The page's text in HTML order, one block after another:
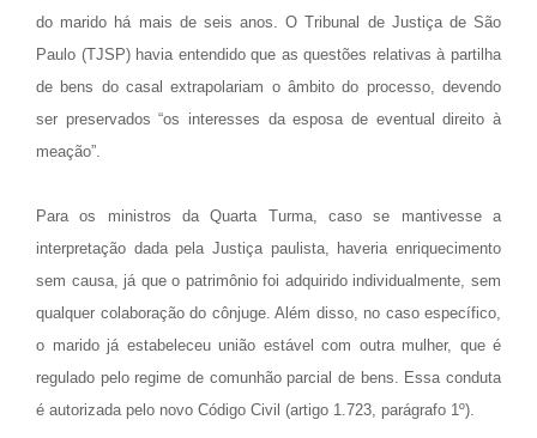
do marido há mais de seis anos. O Tribunal de Justiça de São
Paulo (TJSP) havia entendido que as questões relativas à partilha
de bens do casal extrapolariam o âmbito do processo, devendo
ser preservados “os interesses da esposa de eventual direito à
meação”.
Para os ministros da Quarta Turma, caso se mantivesse a
interpretação dada pela Justiça paulista, haveria enriquecimento
sem causa, já que o patrimônio foi adquirido individualmente, sem
qualquer colaboração do cônjuge. Além disso, no caso específico,
o marido já estabeleceu união estável com outra mulher, que é
regulado pelo regime de comunhão parcial de bens. Essa conduta
é autorizada pelo novo Código Civil (artigo 1.723, parágrafo 1º).